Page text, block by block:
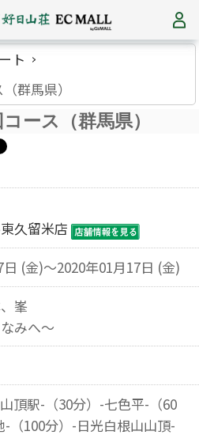
ト
群馬県）
ース（群馬県）
久留米店
(金)～2020年01月17日 (金)
峯
みへ〜
頂駅-（30分）-七色平-（60
（100分）-日光白根山山頂-